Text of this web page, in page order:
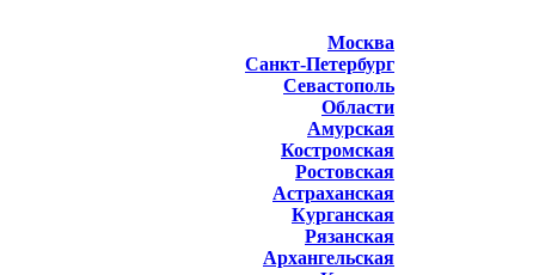
Москва
Санкт-Петербург
Севастополь
Области
Амурская
Костромская
Ростовская
Астраханская
Курганская
Рязанская
Архангельская